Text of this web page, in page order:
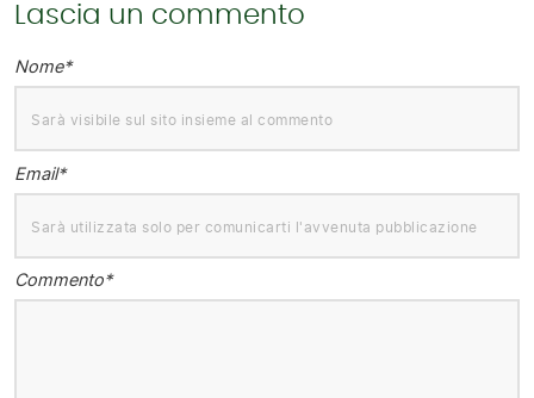
Lascia un commento
Nome*
Email*
Commento*